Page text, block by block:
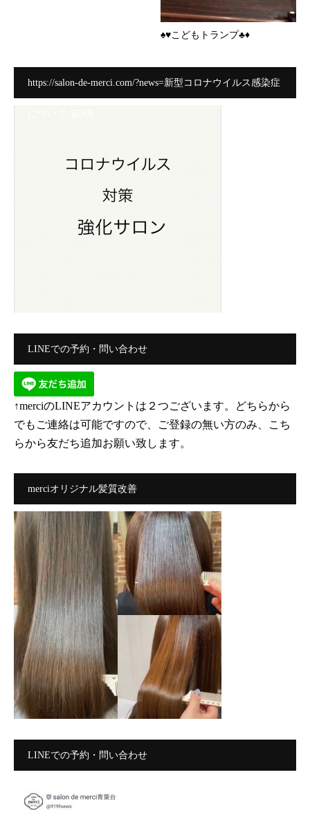
♠️♥️こどもトランプ♣️♦️
https://salon-de-merci.com/?news=新型コロナウイルス感染症
LINEでの予約・問い合わせ
↑merciのLINEアカウントは２つございます。どちらから
でもご連絡は可能ですので、ご登録の無い方のみ、こち
らから友だち追加お願い致します。
merciオリジナル髪質改善
LINEでの予約・問い合わせ